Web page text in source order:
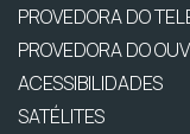
PROVEDORA DO
PROVEDORA DO
ACESSIBILIDADES
SATÉLITES